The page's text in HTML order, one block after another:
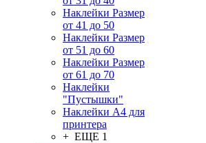
Наклейки Размер
от 41 до 50
Наклейки Размер
от 51 до 60
Наклейки Размер
от 61 до 70
Наклейки
"Пустышки"
Наклейки А4 для
принтера
+ ЕЩЕ 1